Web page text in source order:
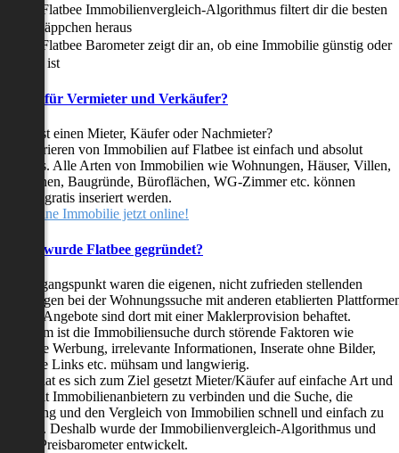
Der Flatbee Immobilienvergleich-Algorithmus filtert dir die besten
Schnäppchen heraus
Der Flatbee Barometer zeigt dir an, ob eine Immobilie günstig oder
teuer ist
für Vermieter und Verkäufer?
suchst einen Mieter, Käufer oder Nachmieter?
Inserieren von Immobilien auf Flatbee ist einfach und absolut
Alle Arten von Immobilien wie Wohnungen, Häuser, Villen,
Baugründe, Büroflächen, WG-Zimmer etc. können
gratis inseriert werden.
deine Immobilie jetzt online!
wurde Flatbee gegründet?
Ausgangspunkt waren die eigenen, nicht zufrieden stellenden
bei der Wohnungssuche mit anderen etablierten
alle Angebote sind dort mit einer Maklerprovision behaftet.
ist die Immobiliensuche durch störende Faktoren wie
Werbung, irrelevante Informationen, Inserate ohne Bilder,
Links etc. mühsam und langwierig.
hat es sich zum Ziel gesetzt Mieter/Käufer auf einfache Art und
mit Immobilienanbietern zu verbinden und die Suche, die
und den Vergleich von Immobilien schnell und einfach zu
Deshalb wurde der Immobilienvergleich-Algorithmus und
Preisbarometer entwickelt.